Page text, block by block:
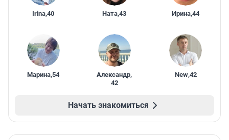
Irina,40 Ната,43 Ирина,44
Марина,54 Александр,
42
New,42
Начать знакомиться